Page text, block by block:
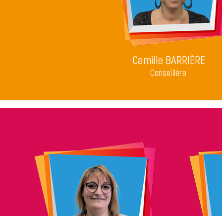
Camille BARRIÈRE
Conseillère